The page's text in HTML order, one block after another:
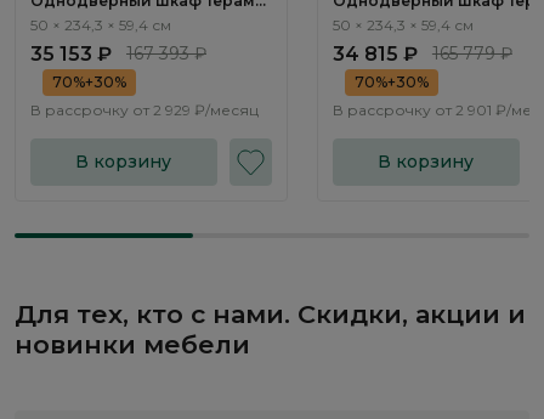
/ Teramo TA101.1
50 × 234,3 × 59,4 см
35 153 ₽ 167 393 ₽
70%+30%
В рассрочку от 2 929 ₽/месяц
В корзину
/ Teramo TA101.2
50 × 234,3 × 59,4 см
34 815 ₽ 165 779 ₽
70%+30%
В рассрочку от 2 901 ₽/
В корзину
Для тех, кто с нами. Скидки, акции и
новинки мебели